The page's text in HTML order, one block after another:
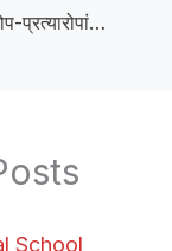
The Politics :मेहकरात आरोप-प्रत्यारोपांचा स्फोट; ‘पत्रकार परिषदांचे राजकारण’ चर्चेत